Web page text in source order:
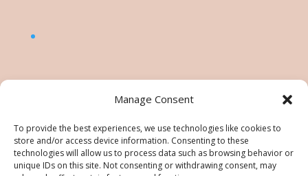
Manage Consent
To provide the best experiences, we use technologies like cookies to
store and/or access device information. Consenting to these
technologies will allow us to process data such as browsing behavior or
unique IDs on this site. Not consenting or withdrawing consent, may